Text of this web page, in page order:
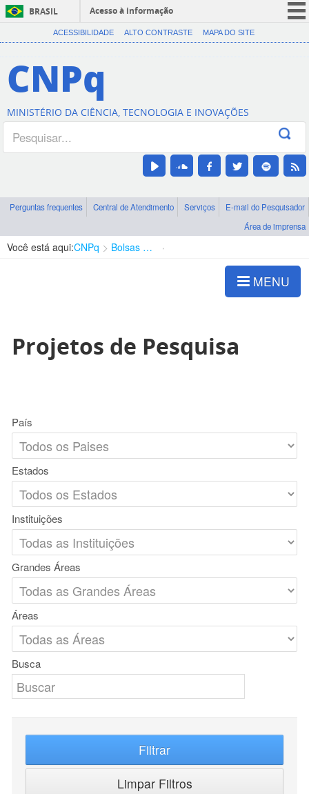
BRASIL
Acesso à informação
CORONAVÍRUS (COVID-19)
Canais
ACESSIBILIDADE ALTO CONTRASTE MAPA DO SITE
CNPq
MINISTÉRIO DA CIÊNCIA, TECNOLOGIA E INOVAÇÕES
Perguntas frequentes Central de Atendimento Serviços
E-mail do Pesquisador
Área de imprensa
Você está aqui:CNPq Bolsas e Auxílios Vigentes
MENU
Projetos de Pesquisa
País
Estados
Instituições
Grandes Áreas
Áreas
Busca
Filtrar
Limpar Filtros